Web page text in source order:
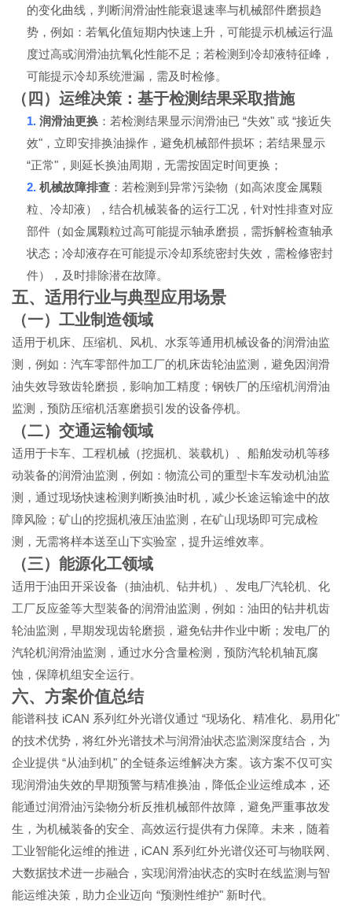
的变化曲线，判断润滑油性能衰退速率与机械部件磨损趋
势，例如：若氧化值短期内快速上升，可能提示机械运行温
度过高或润滑油抗氧化性能不足；若检测到冷却液特征峰，
可能提示冷却系统泄漏，需及时检修。
（四）运维决策：基于检测结果采取措施
1.润滑油更换 ：若检测结果显示润滑油已 “失效"或“接近失
效" ，立即安排换油操作，避免机械部件损坏；若结果显示
“正常" ，则延长换油周期，无需按固定时间更换；
2.机械故障排查 ：若检测到异常污染物（如高浓度金属颗
粒、冷却液），结合机械装备的运行工况，针对性排查对应
部件（如金属颗粒过高可能提示轴承磨损，需拆解检查轴承
状态；冷却液存在可能提示冷却系统密封失效，需检修密封
件），及时排除潜在故障。
五、适用行业与典型应用场景
（一）工业制造领域
适用于机床、压缩机、风机、水泵等通用机械设备的润滑油监
测，例如：汽车零部件加工厂的机床齿轮油监测，避免因润滑
油失效导致齿轮磨损，影响加工精度；钢铁厂的压缩机润滑油
监测，预防压缩机活塞磨损引发的设备停机。
（二）交通运输领域
适用于卡车、工程机械（挖掘机、装载机）、船舶发动机等移
动装备的润滑油监测，例如：物流公司的重型卡车发动机油监
测，通过现场快速检测判断换油时机，减少长途运输途中的故
障风险；矿山的挖掘机液压油监测，在矿山现场即可完成检
测，无需将样本送至山下实验室，提升运维效率。
（三）能源化工领域
适用于油田开采设备（抽油机、钻井机）、发电厂汽轮机、化
工厂反应釜等大型装备的润滑油监测，例如：油田的钻井机齿
轮油监测，早期发现齿轮磨损，避免钻井作业中断；发电厂的
汽轮机润滑油监测，通过水分含量检测，预防汽轮机轴瓦腐
蚀，保障机组安全运行。
六、方案价值总结
能谱科技 iCAN 系列红外光谱仪通过“现场化、精准化、易用化"
的技术优势，将红外光谱技术与润滑油状态监测深度结合，为
企业提供“从油到机" 的全链条运维解决方案。该方案不仅可实
现润滑油失效的早期预警与精准换油，降低企业运维成本，还
能通过润滑油污染物分析反推机械部件故障，避免严重事故发
生，为机械装备的安全、高效运行提供有力保障。未来，随着
工业智能化运维的推进， iCAN 系列红外光谱仪还可与物联网、
大数据技术进一步融合，实现润滑油状态的实时在线监测与智
能运维决策，助力企业迈向“预测性维护" 新时代。